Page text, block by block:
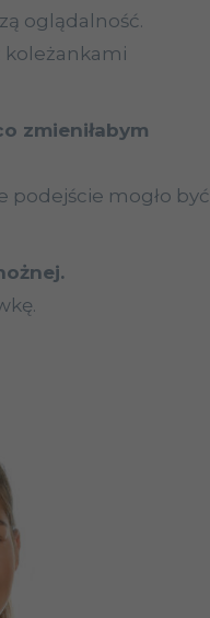
oglądalność.
koleżankami
zmieniłabym
podejście mogło być